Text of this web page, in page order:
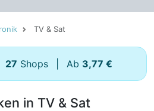
TV & Sat
27 Shops Ab 3,77 €
in TV & Sat